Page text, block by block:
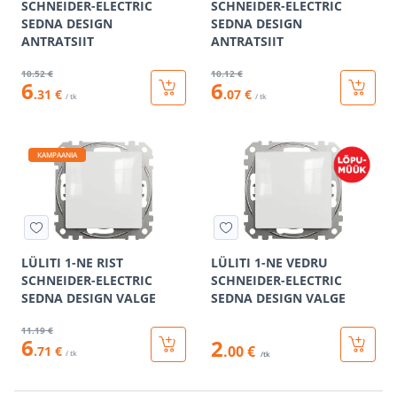
SCHNEIDER-ELECTRIC
SEDNA DESIGN
ANTRATSIIT
10.52 €
6.31 € / tk
SCHNEIDER-ELECTRIC
SEDNA DESIGN
ANTRATSIIT
10.12 €
6.07 € / tk
KAMPAANIA
LÜLITI 1-NE RIST
SCHNEIDER-ELECTRIC
SEDNA DESIGN VALGE
11.19 €
6.71 € / tk
LÜLITI 1-NE VEDRU
SCHNEIDER-ELECTRIC
SEDNA DESIGN VALGE
2.00 € /tk